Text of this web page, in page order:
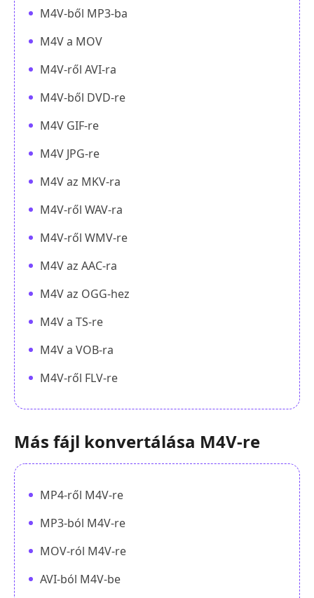
M4V-ből MP3-ba
M4V a MOV
M4V-ről AVI-ra
M4V-ből DVD-re
M4V GIF-re
M4V JPG-re
M4V az MKV-ra
M4V-ről WAV-ra
M4V-ről WMV-re
M4V az AAC-ra
M4V az OGG-hez
M4V a TS-re
M4V a VOB-ra
M4V-ről FLV-re
Más fájl konvertálása M4V-re
MP4-ről M4V-re
MP3-ból M4V-re
MOV-ról M4V-re
AVI-ból M4V-be